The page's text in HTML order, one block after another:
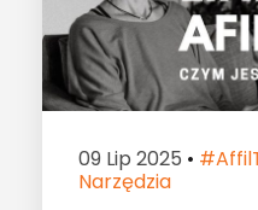
09 Lip 2025 •
Narzędzia